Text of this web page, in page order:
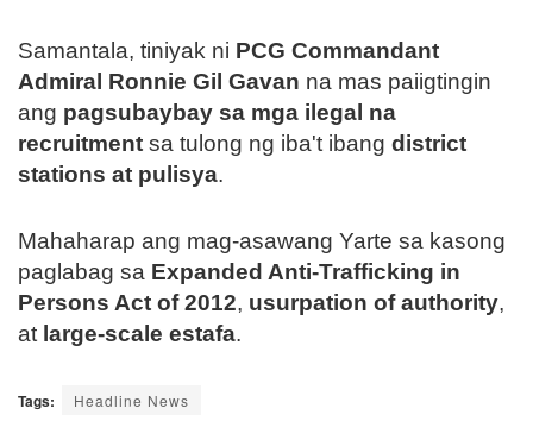
Samantala, tiniyak ni PCG Commandant
Admiral Ronnie Gil Gavan na mas paiigtingin
ang pagsubaybay sa mga ilegal na
recruitment sa tulong ng iba't ibang district
stations at pulisya.
Mahaharap ang mag-asawang Yarte sa kasong
paglabag sa Expanded Anti-Trafficking in
Persons Act of 2012, usurpation of authority,
at large-scale estafa.
Tags: Headline News